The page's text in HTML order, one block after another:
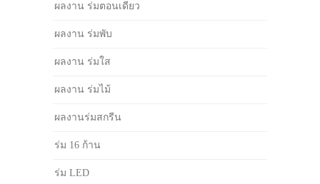
ผลงาน ร่มตอนเดียว
ผลงาน ร่มพับ
ผลงาน ร่มใส
ผลงาน ร่มไม้
ผลงานร่มสกรีน
ร่ม 16 ก้าน
ร่ม LED